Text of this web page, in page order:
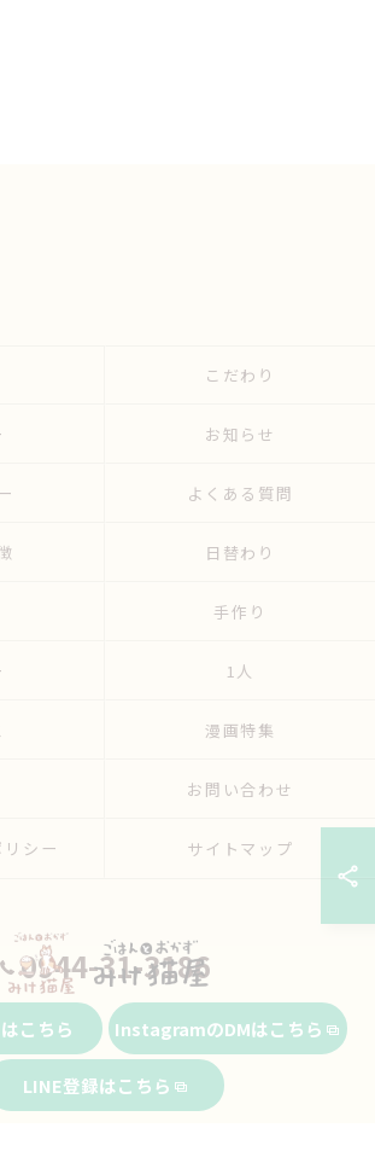
0944-31-3186
こちら InstagramのDMはこちら
LINE登録はこちら
こだわり
お知らせ
よくある質問
日替わり
手作り
1人
漫画特集
お問い合わせ
シー サイトマップ
市の弁当ならごはんとおかず みけ猫屋 ALL RIGHTS
RESERVED.